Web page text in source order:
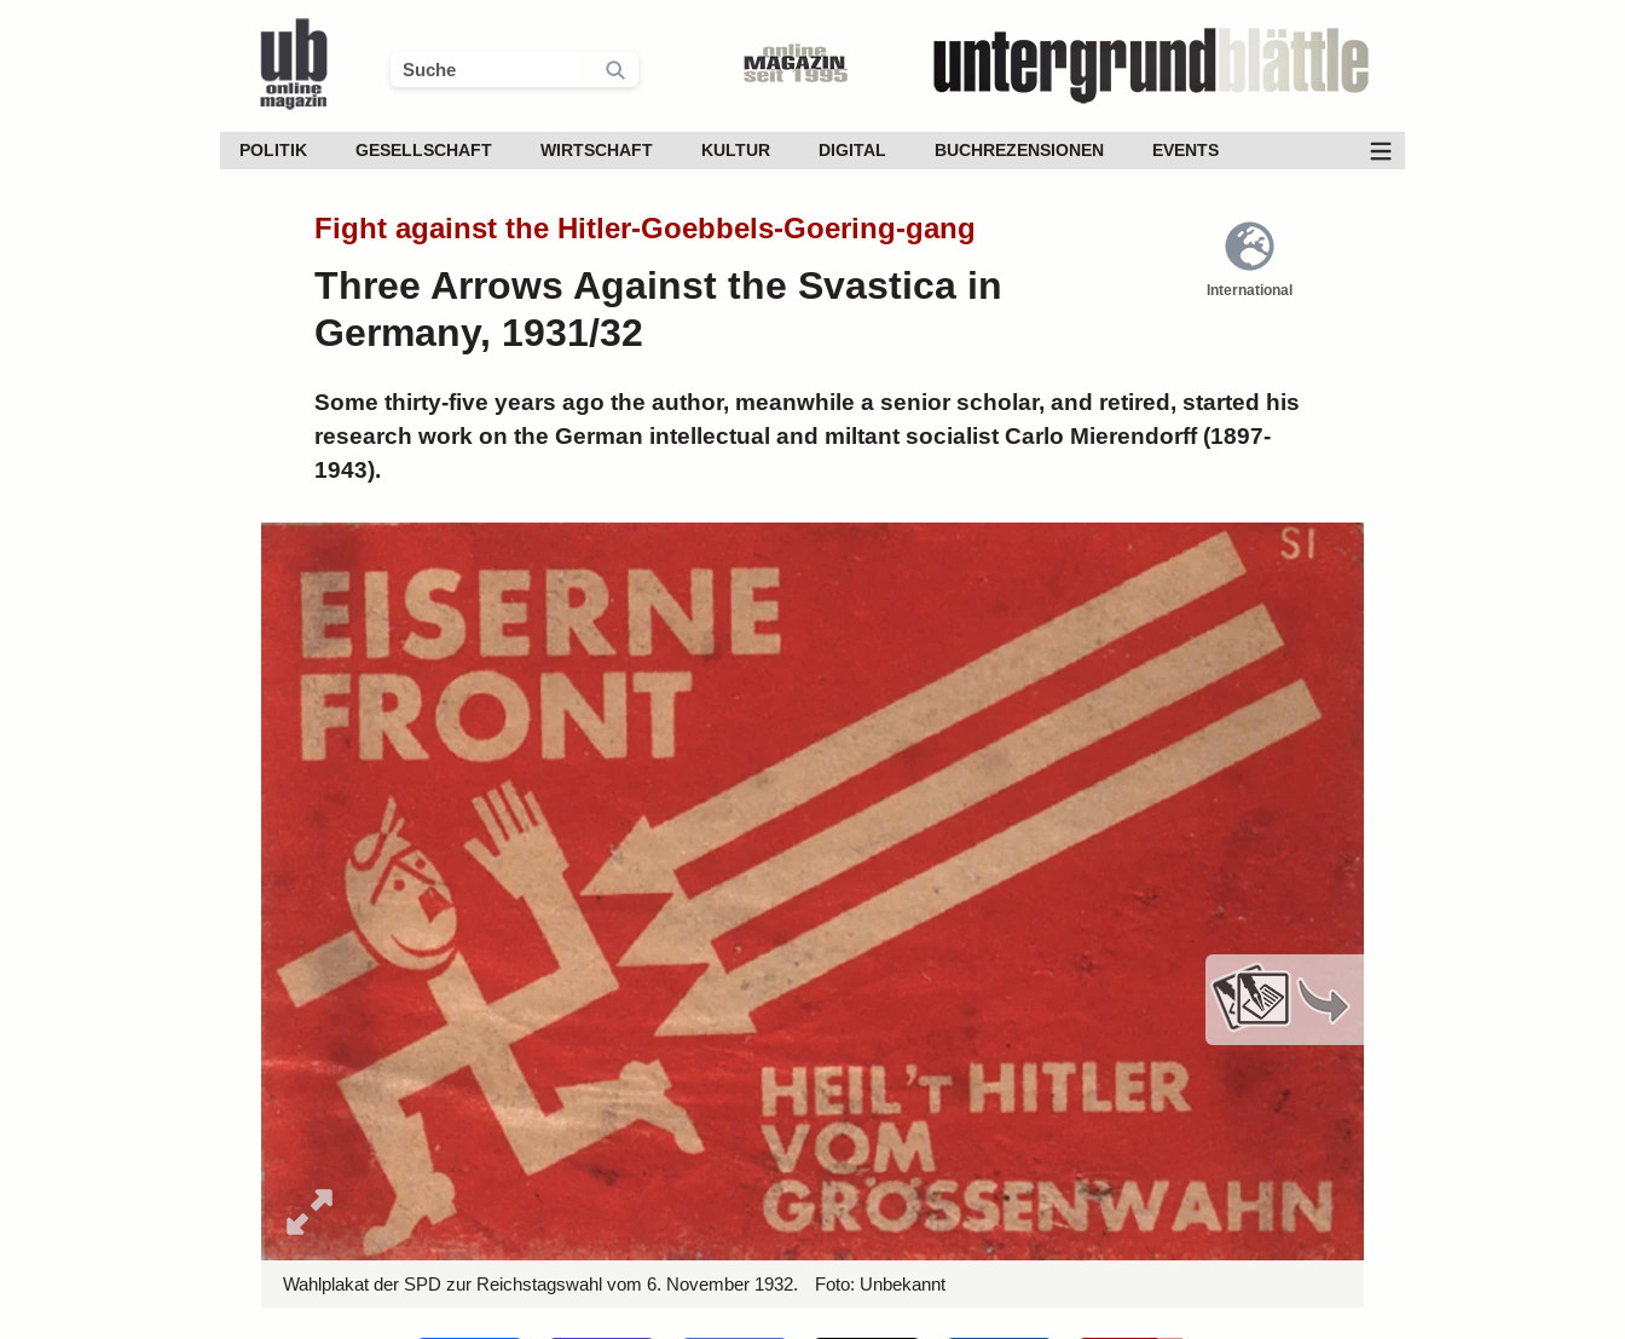
POLITIK GESELLSCHAFT WIRTSCHAFT KULTUR DIGITAL BUCHREZENSIONEN EVENTS
Fight against the Hitler-Goebbels-Goering-gang
Three Arrows Against the Svastica in
Germany, 1931/32
International
Some thirty-five years ago the author, meanwhile a senior scholar, and retired, started his
research work on the German intellectual and miltant socialist Carlo Mierendorff (1897-
1943).
Wahlplakat der SPD zur Reichstagswahl vom 6. November 1932. Foto: Unbekannt